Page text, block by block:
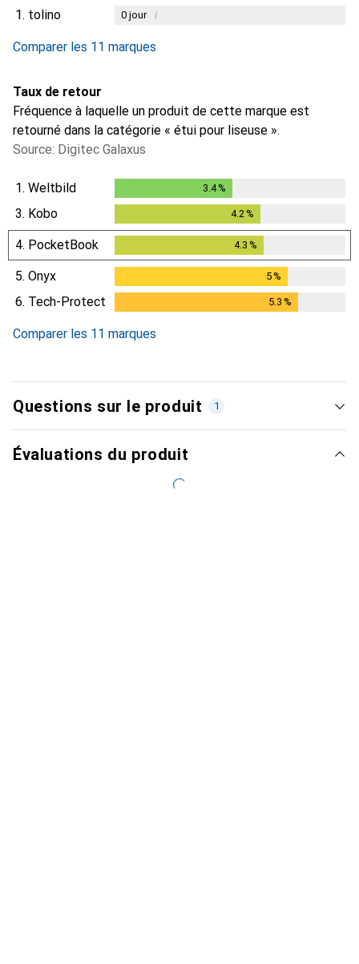
1. tolino 0jour i
Comparer les 11 marques
Taux de retour
Fréquence à laquelle un produit de cette marque est
retourné dans la catégorie « étui pour liseuse ».
Source: Digitec Galaxus
1. Weltbild 3.4%
3. Kobo 4.2 %
4. PocketBook 4.3 %
5. Onyx 5%
6. Tech-Protect 5.3 %
Comparer les 11 marques
Questions sur le produit 1
Évaluations du produit